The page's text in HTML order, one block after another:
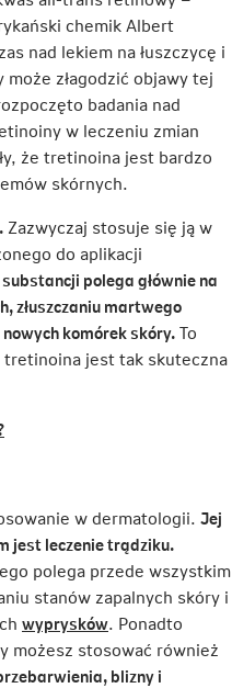
chemik Albert
nad lekiem na łuszczycę i
złagodzić objawy tej
badania nad
w leczeniu zmian
że tretinoina jest bardzo
skórnych.
Zazwyczaj stosuje się ją w
do aplikacji
substancji polega głównie na
złuszczaniu martwego
komórek skóry.To
tretinoina jest tak skuteczna
Link
nowej
karcie
w dermatologii. Jej
jest leczenie trądziku.
polega przede wszystkim
stanów zapalnych skóry i
wypryskówLink
otwiera
się
. Ponadto
możesz stosować również
blizny i